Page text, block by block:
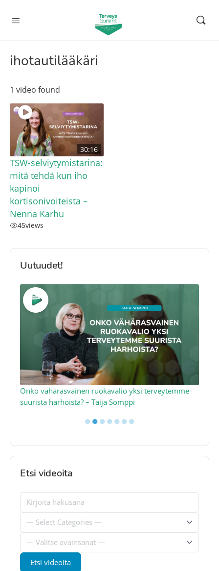
ihotautilääkäri
1 video found
30:16
TSW-selviytymistarina:
mitä tehdä kun iho
kapinoi
kortisonivoiteista –
Nenna Karhu
45views
Uutuudet!
Onko vähärasvainen ruokavalio yksi terveytemme
suurista harhoista? – Taija Somppi
●●●●●●●
Etsi videoita